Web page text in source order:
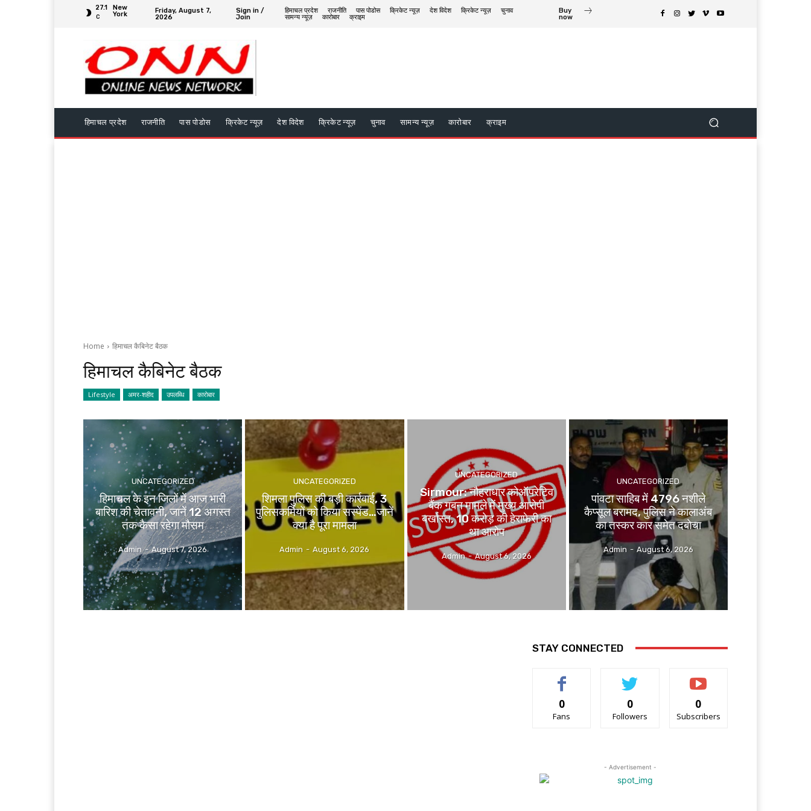
27.1
C
New
York
Friday, August 7,
2026
Sign in /
Join
हिमाचल प्रदेश राजनीति पास पोडोस क्रिकेट न्यूज़ देश विदेश क्रिकेट न्यूज़
चुनाव
सामन्य न्यूज़
कारोबार क्राइम
Buy
now
हिमाचल प्रदेश राजनीति पास पोडोस क्रिकेट न्यूज़ देश विदेश क्रिकेट न्यूज़ चुनाव सामन्य न्यूज़ कारोबार क्राइम
Home हिमाचल कैबिनेट बैठक
हिमाचल कैबिनेट बैठक
Lifestyle अमर-शहीद उपलब्धि कारोबार
UNCATEGORIZED
हिमाचल के इन जिलों में आज भारी
बारिश की चेतावनी, जानें 12 अगस्त
तक कैसा रहेगा मौसम
Admin - August 7, 2026
UNCATEGORIZED
शिमला पुलिस की बड़ी कार्रवाई, 3
पुलिसकर्मियों को किया सस्पेंड…जानें
क्या है पूरा मामला
Admin - August 6, 2026
UNCATEGORIZED
Sirmour: नौहराधार कोऑपरेटिव
बैंक गबन मामले में मुख्य आरोपी
बर्खास्त, 10 करोड़ की हेराफेरी का
था आरोप
Admin - August 6, 2026
UNCATEGORIZED
पांवटा साहिब में 4796 नशीले
कैप्सूल बरामद, पुलिस ने कालाअंब
का तस्कर कार समेत दबोचा
Admin - August 6, 2026
STAY CONNECTED
0
Fans
0
Followers
0
Subscribers
- Advertisement -